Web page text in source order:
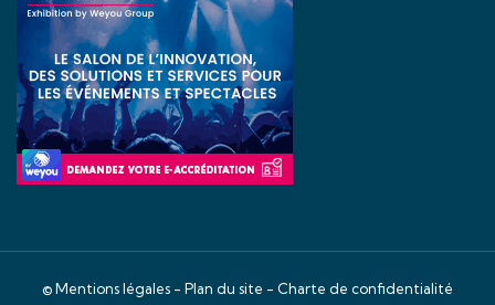
©Mentions légales - Plan du site - Charte de confidentialité